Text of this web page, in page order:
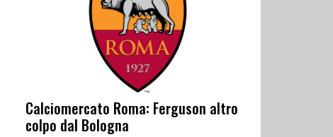
Calciomercato Roma: Ferguson altro
colpo dal Bologna